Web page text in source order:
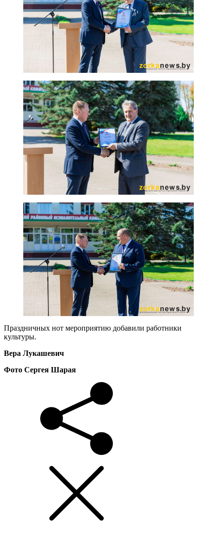
Праздничных нот мероприятию добавили работники
культуры.
Вера Лукашевич
Фото Сергея Шарая